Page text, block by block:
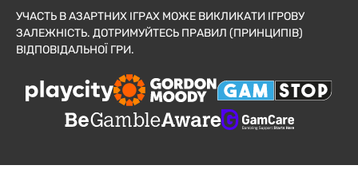
УЧАСТЬ В АЗАРТНИХ ІГРАХ МОЖЕ ВИКЛИКАТИ ІГРОВУ
ЗАЛЕЖНІСТЬ. ДОТРИМУЙТЕСЬ ПРАВИЛ (ПРИНЦИПІВ)
ВІДПОВІДАЛЬНОЇ ГРИ.